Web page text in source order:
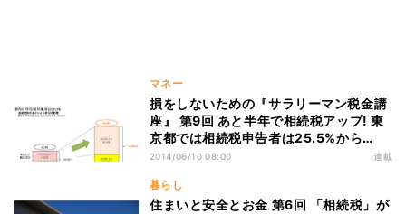
マネー
損をしないための『サラリーマン税金講
座』 第9回 あと半年で相続税アップ! 東
京都では相続税申告者は25.5%から
50.3%に拡大!
2014/06/10 08:00 連載
暮らし
住まいと安全とお金 第6回 「相続税」が